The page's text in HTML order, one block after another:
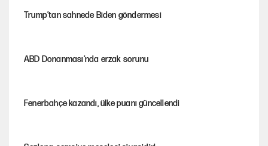
Trump’tan sahnede Biden göndermesi
ABD Donanması’nda erzak sorunu
Fenerbahçe kazandı, ülke puanı güncellendi